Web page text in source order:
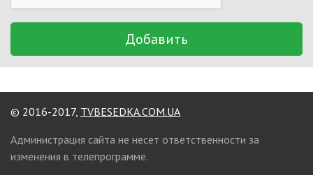
Добавить
© 2016-2017, TVBESEDKA.COM.UA
Администрация сайта не несет ответственности за
изменения в телепрограмме.